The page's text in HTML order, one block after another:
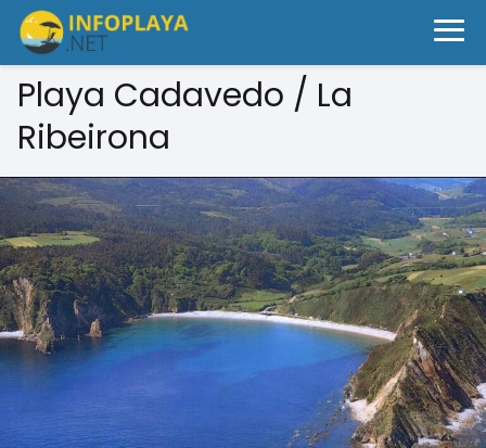
Playa Cadavedo / La
Ribeirona